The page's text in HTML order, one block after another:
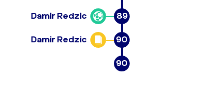
89
Damir Redzic
90
Damir Redzic
90